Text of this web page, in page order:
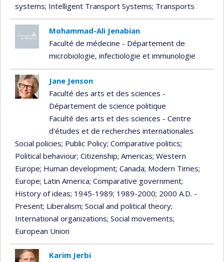
systems; Intelligent Transport Systems; Transports
Mohammad-Ali Jenabian
Faculté de médecine - Département de
microbiologie, infectiologie et immunologie
Jane Jenson
Faculté des arts et des sciences -
Département de science politique
Faculté des arts et des sciences - Centre
d'études et de recherches internationales
Social policies; Public Policy; Comparative politics;
Political behaviour; Citizenship; Americas; Western
Europe; Human development; Canada; Modern Times;
Europe; Latin America; Comparative government;
History of ideas; 1945-1989; 1989-2000; 2000 A.D. -
Present; Liberalism; Social and political theory;
International organizations; Social movements;
European Union
Karim Jerbi